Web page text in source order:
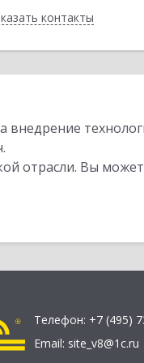
контакты
Назад
внедрение
отрасли. Вы
Телефон: +7 (495)
Email: site_v8@1c.ru